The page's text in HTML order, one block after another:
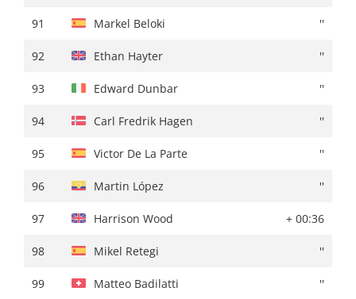
91 Markel Beloki ''
92 Ethan Hayter ''
93 Edward Dunbar ''
94 Carl Fredrik Hagen ''
95 Victor De La Parte ''
96 Martin López ''
97 Harrison Wood + 00:36
98 Mikel Retegi ''
99 Matteo Badilatti ''
91 Rémy Rochas + 01:44
92 Gil Gelders + 01:49
93 Filippo Conca ''
94 Eduard Prades + 01:50
95 Rudy Porter + 01:51
96 Harrison Wood + 01:55
97 Clément Russo + 01:57
98 Gotzon Martín + 01:58
99 Gorka Sorarrain ''